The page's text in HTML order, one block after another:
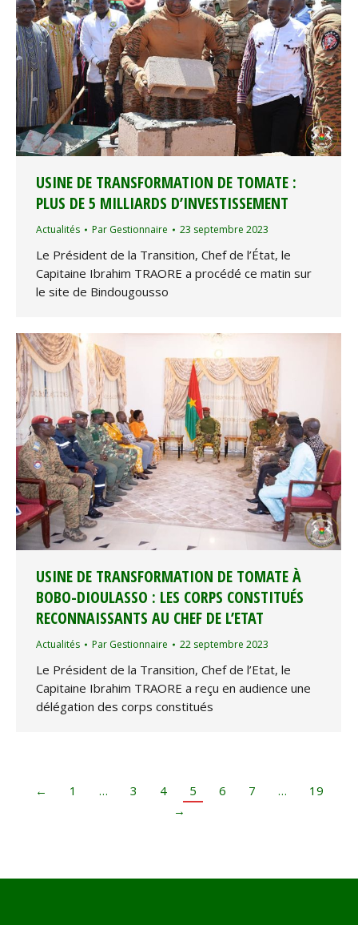
USINE DE TRANSFORMATION DE TOMATE :
PLUS DE 5 MILLIARDS D’INVESTISSEMENT
Actualités Par Gestionnaire 23 septembre 2023
Le Président de la Transition, Chef de l’État, le
Capitaine Ibrahim TRAORE a procédé ce matin sur
le site de Bindougousso
USINE DE TRANSFORMATION DE TOMATE À
BOBO-DIOULASSO : LES CORPS CONSTITUÉS
RECONNAISSANTS AU CHEF DE L’ETAT
Actualités Par Gestionnaire 22 septembre 2023
Le Président de la Transition, Chef de l’Etat, le
Capitaine Ibrahim TRAORE a reçu en audience une
délégation des corps constitués
← 1 … 3 4 5 6 7 …
19
→